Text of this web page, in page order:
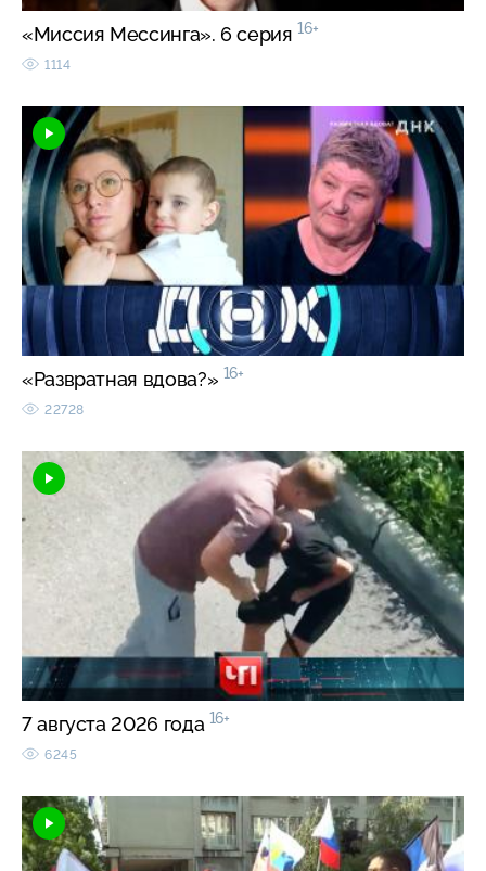
«Миссия Мессинга». 6 серия 16+
1114
«Развратная вдова?» 16+
22728
7 августа 2026 года 16+
6245